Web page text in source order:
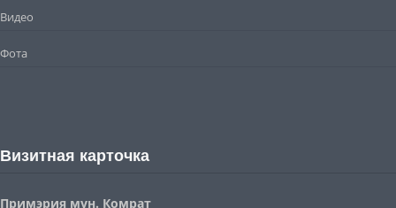
Видео
Фота
Визитная карточка
Примэрия мун. Комрат